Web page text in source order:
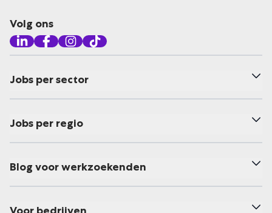
Volg ons
Jobs per sector
Jobs per regio
Blog voor werkzoekenden